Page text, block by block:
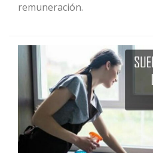
remuneración.